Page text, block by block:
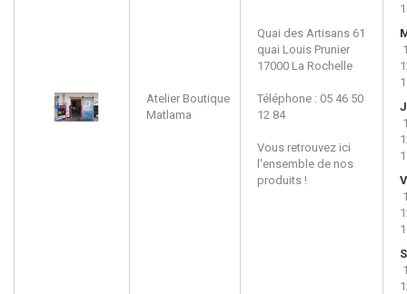
Atelier Boutique
Matlama
Quai des Artisans 61
quai Louis Prunier
17000 La Rochelle
Téléphone : 05 46 50
12 84
Vous retrouvez ici
l'ensemble de nos
produits !